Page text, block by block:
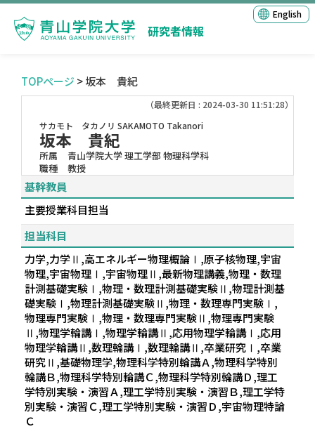
研究者情報
English
TOPページ > 坂本 貴紀
（最終更新日 : 2024-03-30 11:51:28）
サカモト タカノリ SAKAMOTO Takanori
坂本 貴紀
所属
青山学院大学 理工学部 物理科学科
職種
教授
基幹教員
主要授業科目担当
担当科目
力学,力学Ⅱ,高エネルギー物理概論Ⅰ,原子核物理,宇宙
物理,宇宙物理Ⅰ,宇宙物理Ⅱ,最新物理講義,物理・数理
計測基礎実験Ⅰ,物理・数理計測基礎実験Ⅱ,物理計測基
礎実験Ⅰ,物理計測基礎実験Ⅱ,物理・数理専門実験Ⅰ,
物理専門実験Ⅰ,物理・数理専門実験Ⅱ,物理専門実験
Ⅱ,物理学輪講Ⅰ,物理学輪講Ⅱ,応用物理学輪講Ⅰ,応用
物理学輪講Ⅱ,数理輪講Ⅰ,数理輪講Ⅱ,卒業研究Ⅰ,卒業
研究Ⅱ,基礎物理学,物理科学特別輪講Ａ,物理科学特別
輪講Ｂ,物理科学特別輪講Ｃ,物理科学特別輪講Ｄ,理工
学特別実験・演習Ａ,理工学特別実験・演習Ｂ,理工学特
別実験・演習Ｃ,理工学特別実験・演習Ｄ,宇宙物理特論
Ｃ